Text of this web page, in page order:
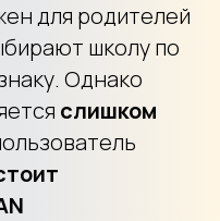
для родителей
школу по
Однако
слишком